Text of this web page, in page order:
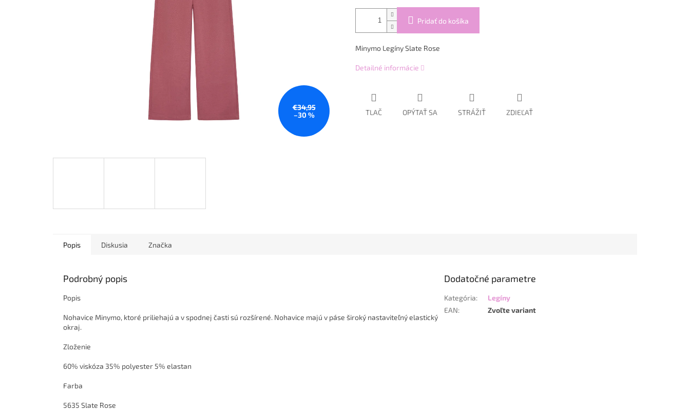
€34,95
–30 %
Pridať do košíka
Minymo Legíny Slate Rose
Detailné informácie
TLAČ OPÝTAŤ SA STRÁŽIŤ ZDIEĽAŤ
Popis Diskusia Značka
Podrobný popis
Popis
Nohavice Minymo, ktoré priliehajú a v spodnej časti sú rozšírené. Nohavice majú v páse široký nastaviteľný elastický
okraj.
Zloženie
60% viskóza 35% polyester 5% elastan
Farba
5635 Slate Rose
Dodatočné parametre
Kategória:
Legíny
EAN: Zvoľte variant